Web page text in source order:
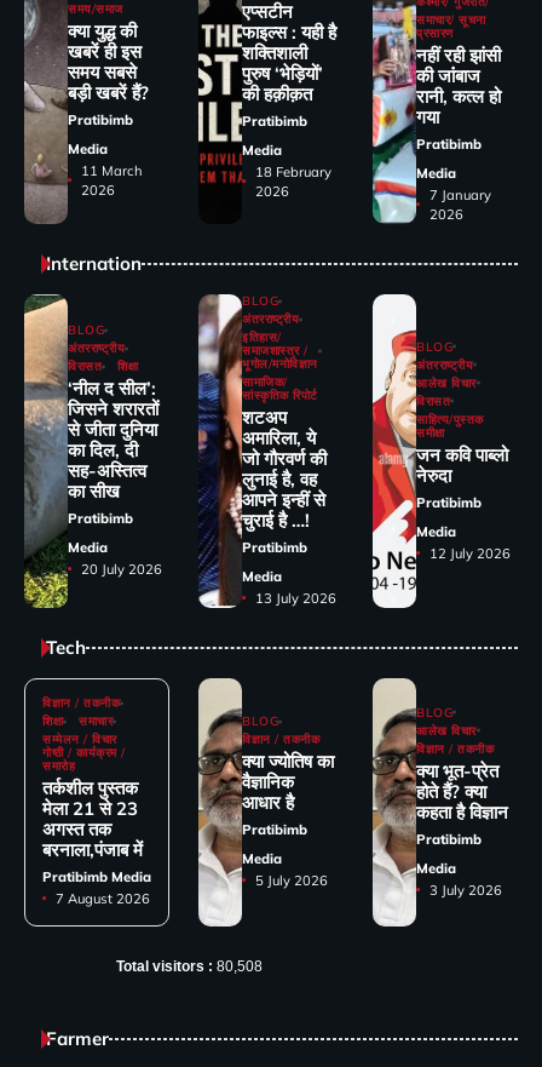
समय/समाज
क्या युद्ध की
खबरें ही इस
समय सबसे
बड़ी खबरें हैं?
Pratibimb
Media
11 March
2026
एप्सटीन
फाइल्स : यही है
शक्तिशाली
पुरुष ‘भेड़ियों’
की हक़ीक़त
Pratibimb
Media
18 February
2026
समाचार/ सूचना
प्रसारण
नहीं रही झांसी
की जांंबाज
रानी, कत्‍ल हो
गया
Pratibimb
Media
7 January
2026
Internation
BLOG
अंतरराष्ट्रीय
विरासत
शिक्षा
‘नील द सील’:
जिसने शरारतों
से जीता दुनिया
का दिल, दी
सह-अस्तित्व
का सीख
Pratibimb
Media
20 July 2026
BLOG
अंतरराष्ट्रीय
इतिहास/
समाजशास्त्र /
भूगोल/मनोविज्ञान
सामाजिक/
सांस्कृतिक रिपोर्ट
शटअप
अमारिला, ये
जो गौरवर्ण की
लुनाई है, वह
आपने इन्हीं से
चुराई है …!
Pratibimb
Media
13 July 2026
BLOG
अंतरराष्ट्रीय
आलेख विचार
विरासत
साहित्य/पुस्तक
समीक्षा
जन कवि पाब्लो
नेरुदा
Pratibimb
Media
12 July 2026
Tech
विज्ञान / तकनीक
शिक्षा
समाचार
सम्मेलन / विचार
गोष्ठी / कार्यक्रम /
समारोह
तर्कशील पुस्तक
मेला 21 से 23
अगस्त तक
बरनाला,पंजाब में
Pratibimb Media
7 August 2026
BLOG
विज्ञान / तकनीक
क्या ज्योतिष का
वैज्ञानिक
आधार है
Pratibimb
Media
5 July 2026
BLOG
आलेख विचार
विज्ञान / तकनीक
क्या भूत-प्रेत
होते हैं? क्या
कहता है विज्ञान
Pratibimb
Media
3 July 2026
Total visitors : 80,508
Farmer